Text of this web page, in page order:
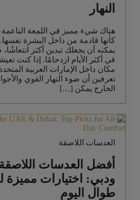
النهار
هناك شيء مميز في اللمعة الناعمة
كأنها قادمة من داخل البشرة نفسها.
يمكنه أن يجعلك تبدين أكثر
في أكثر الأيام ازدحامًا. إذا كنت
تعرفين أن ضوء النهار القوي
الخارج يمكن […]
العدسات اللاصقة
أفضل العدسات
ودبي: اختيارات مميزة
طوال اليوم